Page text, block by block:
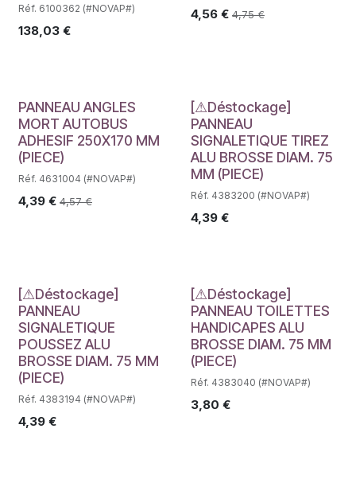
Réf. 6100362 (#NOVAP#)
138,03 €
4,56€ 4,75€
PANNEAU ANGLES
MORT AUTOBUS
ADHESIF 250X170 MM
(PIECE)
Réf. 4631004 (#NOVAP#)
4,39 € 4,57€
Déstockage
[⚠Déstockage]
PANNEAU
SIGNALETIQUE TIREZ
ALU BROSSE DIAM. 75
MM (PIECE)
Réf. 4383200 (#NOVAP#)
4,39€
Déstockage
[⚠Déstockage]
PANNEAU
SIGNALETIQUE
POUSSEZ ALU
BROSSE DIAM. 75 MM
(PIECE)
Réf. 4383194 (#NOVAP#)
4,39 €
Déstockage
[⚠Déstockage]
PANNEAU TOILETTES
HANDICAPES ALU
BROSSE DIAM. 75 MM
(PIECE)
Réf. 4383040 (#NOVAP#)
3,80 €